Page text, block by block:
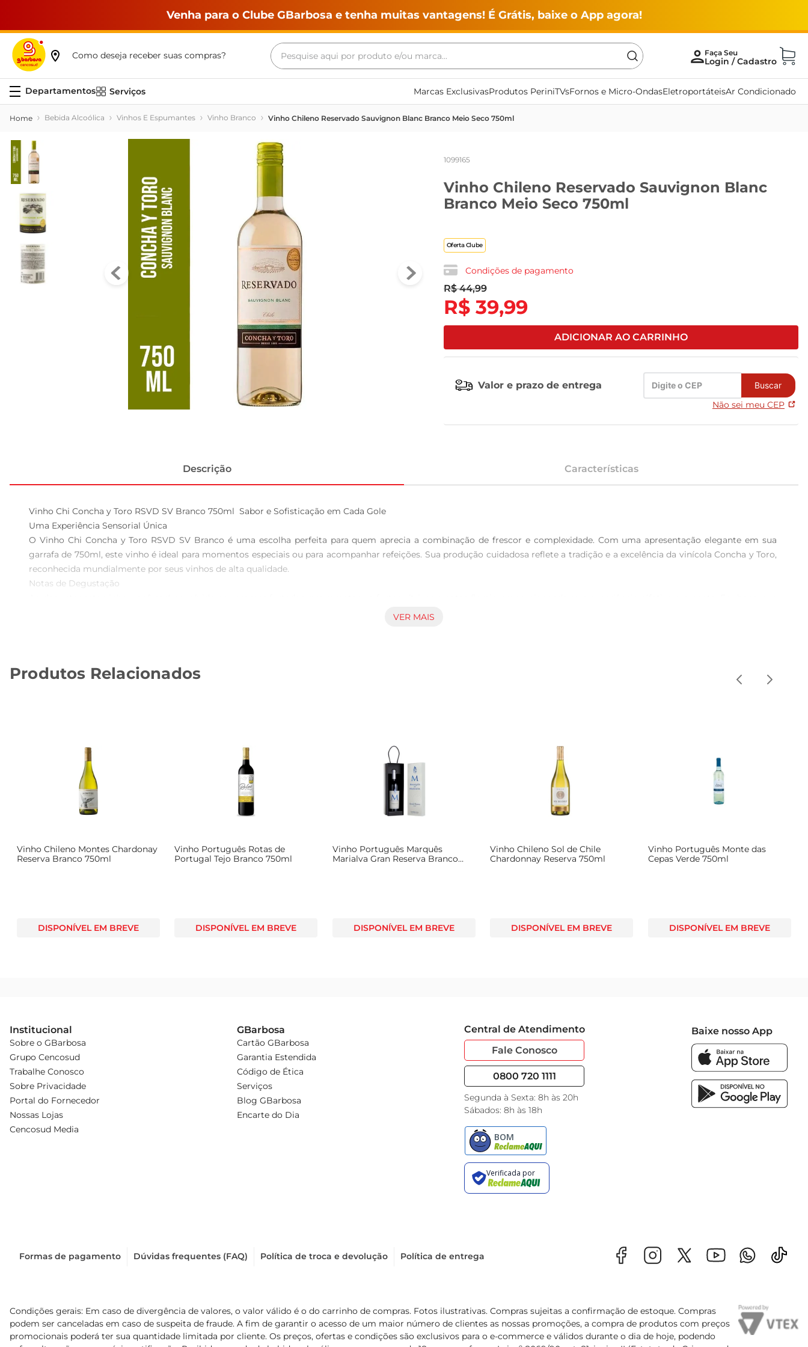
Venha para o Clube GBarbosa e tenha muitas vantagens! É Grátis, baixe o App agora!
Como deseja receber suas compras?
Pesquise aqui por produto e/ou marca...
Serviços Marcas ExclusivasProdutos PeriniTVsFornos e Micro-OndasEletroportáteisAr Condicionado
Bebida Alcoólica Vinhos E Espumantes Vinho Branco Vinho Chileno Reservado Sauvignon Blanc Branco Meio Seco 750ml
1099165
Vinho Chileno Reservado Sauvignon Blanc
Branco Meio Seco 750ml
Oferta Clube
Condições de pagamento
R$ 44,99
R$ 39,99
ADICIONAR AO CARRINHO
Valor e prazo de entrega Buscar
Não sei meu CEP
Descrição Características
Vinho Chi Concha y Toro RSVD SV Branco 750ml  Sabor e Sofisticação em Cada Gole
Uma Experiência Sensorial Única
O Vinho Chi Concha y Toro RSVD SV Branco é uma escolha perfeita para quem aprecia a combinação de frescor e complexidade. Com uma apresentação elegante em sua
garrafa de 750ml, este vinho é ideal para momentos especiais ou para acompanhar refeições. Sua produção cuidadosa reflete a tradição e a excelência da vinícola Concha y Toro,
reconhecida mundialmente por seus vinhos de alta qualidade.
Notas de Degustação
acidez equilibrada e frescor tornam cada gole refrescante, ideal para ser apreciadoem dias quentes ou em celebrações. É um vinho que harmoniza perfeitamente com pratos
frutas ou até mesmo um risoto de limão. Sua leveza e frescor fazem dele um excelente parceiro para momentos de descontração e celebração.
VER MAIS
Produtos Relacionados
Vinho Chileno Montes Chardonay
Reserva Branco 750ml
DISPONÍVEL EM BREVE
Vinho Português Rotas de
Portugal Tejo Branco 750ml
DISPONÍVEL EM BREVE
Vinho Português Marquês
Marialva Gran Reserva Branco
DISPONÍVEL EM BREVE
Vinho Chileno Sol de Chile
Chardonnay Reserva 750ml
DISPONÍVEL EM BREVE
Vinho Português Monte das
Cepas Verde 750ml
DISPONÍVEL EM BREVE
Institucional
Sobre o GBarbosa
Grupo Cencosud
Trabalhe Conosco
Sobre Privacidade
Portal do Fornecedor
Nossas Lojas
Cencosud Media
GBarbosa
Cartão GBarbosa
Garantia Estendida
Código de Ética
Serviços
Blog GBarbosa
Encarte do Dia
Central de Atendimento
Fale Conosco
0800 720 1111
Segunda à Sexta: 8h às 20h
Sábados: 8h às 18h
Baixe nosso App
Formas de pagamento Dúvidas frequentes (FAQ) Política de troca e devolução Política de entrega
Condições gerais: Em caso de divergência de valores, o valor válido é o do carrinho de compras. Fotos ilustrativas. Compras sujeitas a confirmação de estoque. Compras
podem ser canceladas em caso de suspeita de fraude. A fim de garantir o acesso de um maior número de clientes as nossas promoções, a compra de produtos com preços
promocionais poderá ter sua quantidade limitada por cliente. Os preços, ofertas e condições são exclusivos para o e-commerce e válidos durante o dia de hoje, podendo
Termos mais buscados
maquina lavar
leite
vinho
leite pó
tv